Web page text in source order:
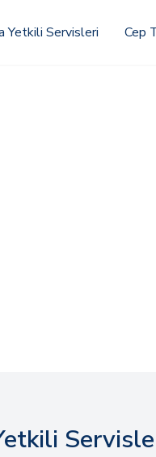
Yetkili Servisleri Cep